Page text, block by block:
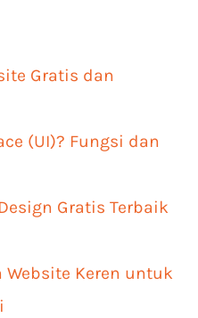
Gratis dan
(UI)? Fungsi dan
Gratis Terbaik
Website Keren untuk